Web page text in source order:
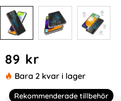
pris
89 kr
Bara 2 kvar i lager
Rekommenderade tillbehör